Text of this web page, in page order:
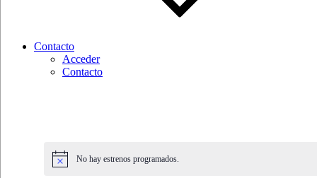
Contacto
Acceder
Contacto
No hay estrenos programados.